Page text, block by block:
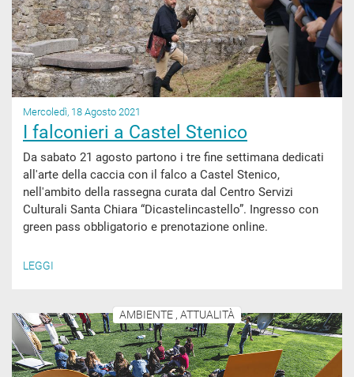
Mercoledì, 18 Agosto 2021
I falconieri a Castel Stenico
Da sabato 21 agosto partono i tre fine settimana dedicati
all'arte della caccia con il falco a Castel Stenico,
nell'ambito della rassegna curata dal Centro Servizi
Culturali Santa Chiara “Dicastelincastello”. Ingresso con
green pass obbligatorio e prenotazione online.
LEGGI
AMBIENTE , ATTUALITÀ